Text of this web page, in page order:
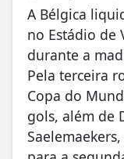
A Bélgica
no Estádio de
durante a
Pela terceira
Copa do
gols, além de